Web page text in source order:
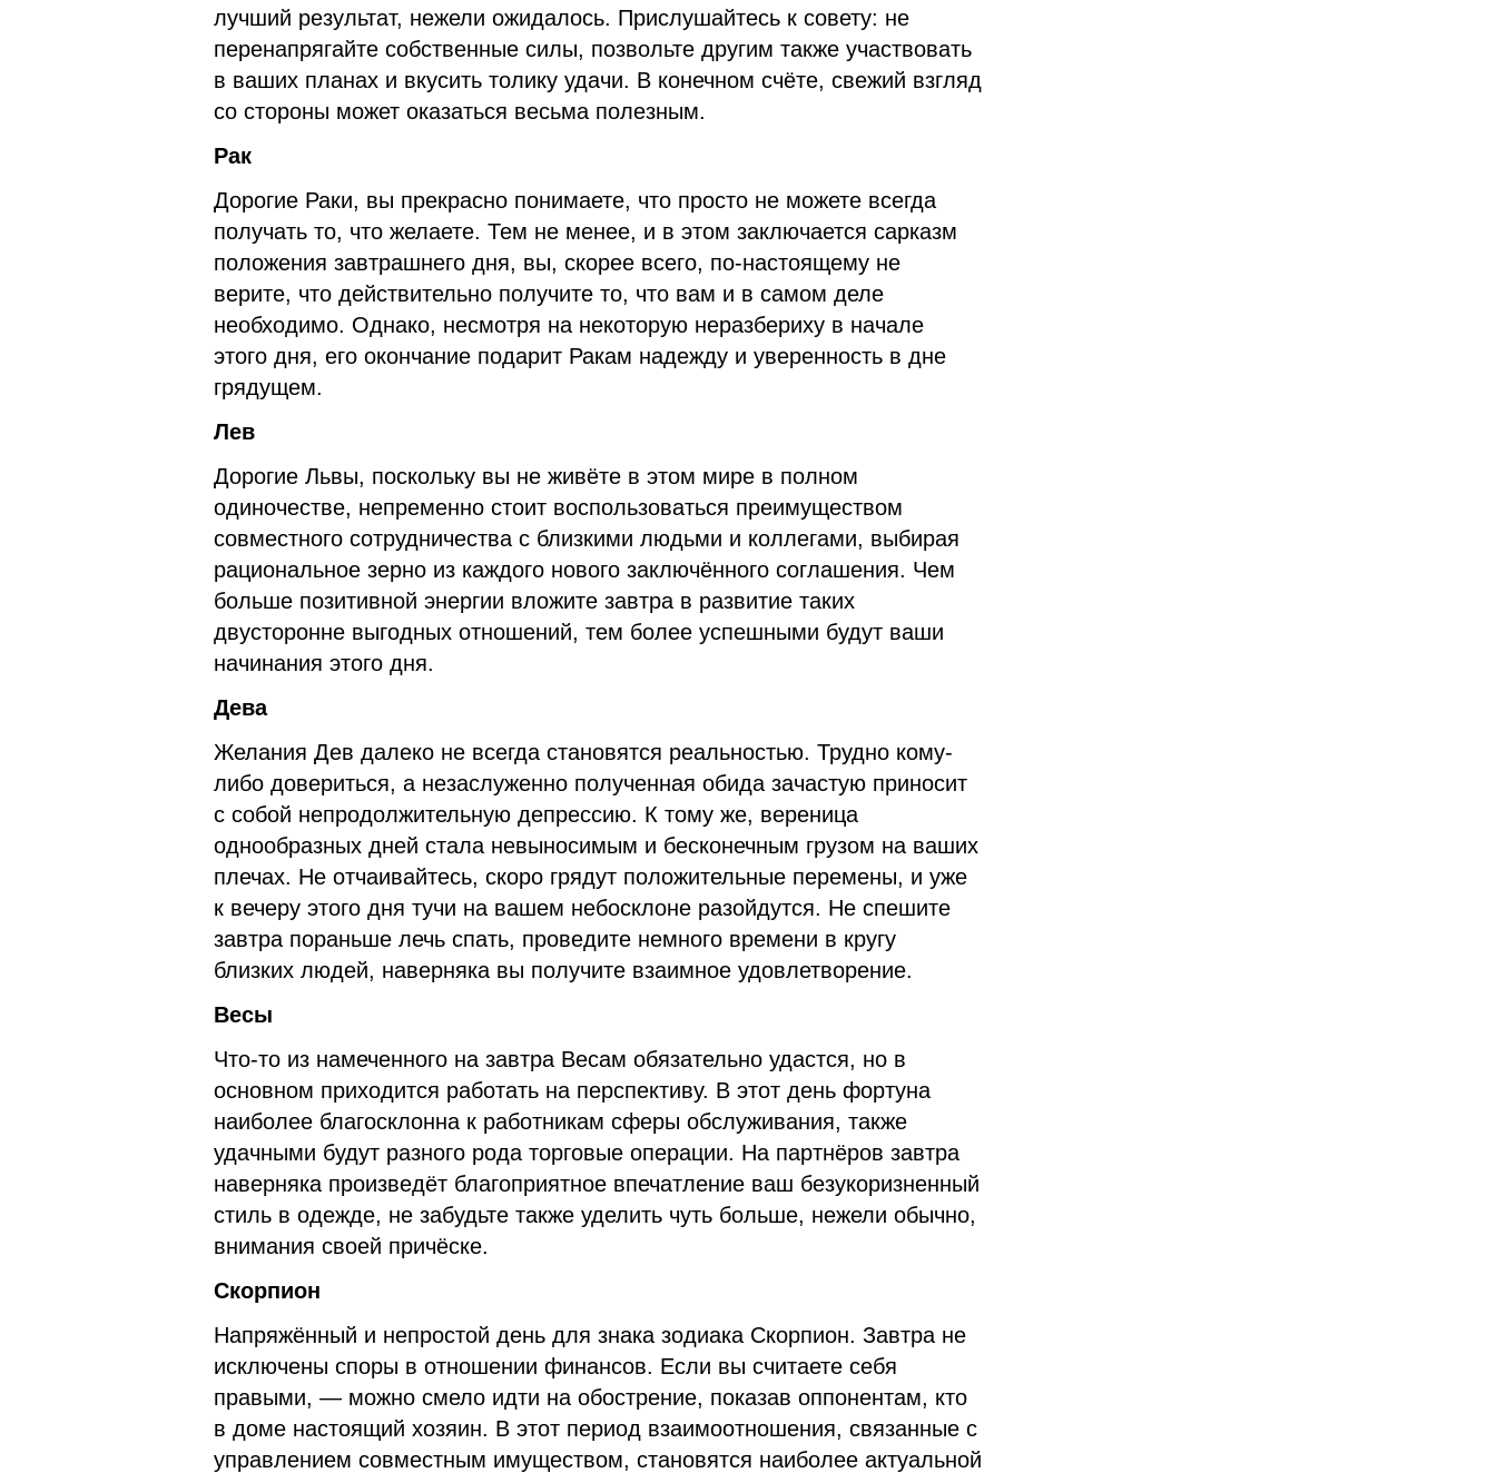
лучший результат, нежели ожидалось. Прислушайтесь к совету: не
перенапрягайте собственные силы, позвольте другим также участвовать
в ваших планах и вкусить толику удачи. В конечном счёте, свежий взгляд
со стороны может оказаться весьма полезным.
Рак
Дорогие Раки, вы прекрасно понимаете, что просто не можете всегда
получать то, что желаете. Тем не менее, и в этом заключается сарказм
положения завтрашнего дня, вы, скорее всего, по-настоящему не
верите, что действительно получите то, что вам и в самом деле
необходимо. Однако, несмотря на некоторую неразбериху в начале
этого дня, его окончание подарит Ракам надежду и уверенность в дне
грядущем.
Лев
Дорогие Львы, поскольку вы не живёте в этом мире в полном
одиночестве, непременно стоит воспользоваться преимуществом
совместного сотрудничества с близкими людьми и коллегами, выбирая
рациональное зерно из каждого нового заключённого соглашения. Чем
больше позитивной энергии вложите завтра в развитие таких
двусторонне выгодных отношений, тем более успешными будут ваши
начинания этого дня.
Дева
Желания Дев далеко не всегда становятся реальностью. Трудно кому-
либо довериться, а незаслуженно полученная обида зачастую приносит
с собой непродолжительную депрессию. К тому же, вереница
однообразных дней стала невыносимым и бесконечным грузом на ваших
плечах. Не отчаивайтесь, скоро грядут положительные перемены, и уже
к вечеру этого дня тучи на вашем небосклоне разойдутся. Не спешите
завтра пораньше лечь спать, проведите немного времени в кругу
близких людей, наверняка вы получите взаимное удовлетворение.
Весы
Что-то из намеченного на завтра Весам обязательно удастся, но в
основном приходится работать на перспективу. В этот день фортуна
наиболее благосклонна к работникам сферы обслуживания, также
удачными будут разного рода торговые операции. На партнёров завтра
наверняка произведёт благоприятное впечатление ваш безукоризненный
стиль в одежде, не забудьте также уделить чуть больше, нежели обычно,
внимания своей причёске.
Скорпион
Напряжённый и непростой день для знака зодиака Скорпион. Завтра не
исключены споры в отношении финансов. Если вы считаете себя
правыми, — можно смело идти на обострение, показав оппонентам, кто
в доме настоящий хозяин. В этот период взаимоотношения, связанные с
управлением совместным имуществом, становятся наиболее актуальной